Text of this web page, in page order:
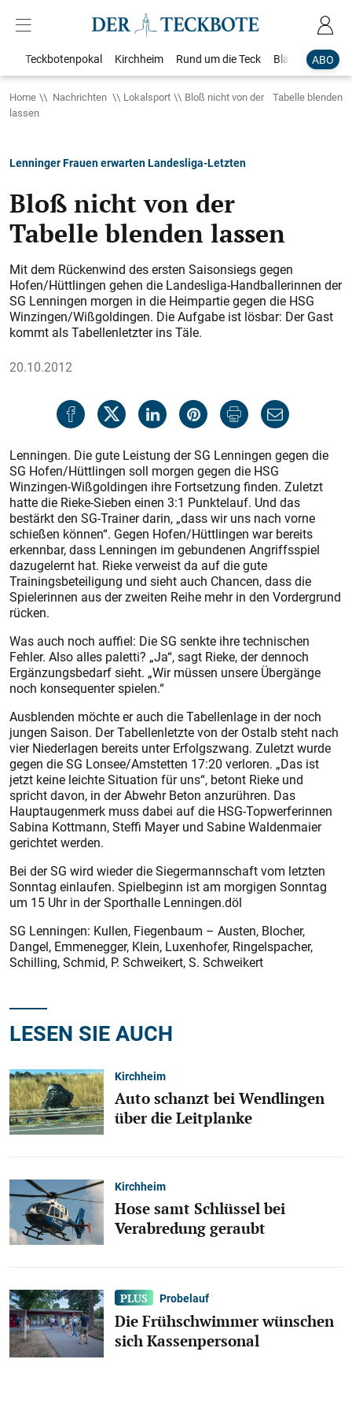
ABO
Teckbotenpokal Kirchheim Rund um die Teck Blaulicht
Home Nachrichten Lokalsport
Bloß nicht von der Tabelle blenden
lassen
Lenninger Frauen erwarten Landesliga-Letzten
Bloß nicht von der
Tabelle blenden lassen
Mit dem Rückenwind des ersten Saisonsiegs gegen
Hofen/Hüttlingen gehen die Landesliga-Handballerinnen der
SG Lenningen morgen in die Heimpartie gegen die HSG
Winzingen/Wißgoldingen. Die Aufgabe ist lösbar: Der Gast
kommt als Tabellenletzter ins Täle.
20.10.2012
Lenningen. Die gute Leistung der SG Lenningen gegen die
SG Hofen/Hüttlingen soll morgen gegen die HSG
Winzingen-Wißgoldingen ihre Fortsetzung finden. Zuletzt
hatte die Rieke-Sieben einen 3:1 Punktelauf. Und das
bestärkt den SG-Trainer darin, „dass wir uns nach vorne
schießen können“. Gegen Hofen/Hüttlingen war bereits
erkennbar, dass Lenningen im gebundenen Angriffsspiel
dazugelernt hat. Rieke verweist da auf die gute
Trainingsbeteiligung und sieht auch Chancen, dass die
Spielerinnen aus der zweiten Reihe mehr in den Vordergrund
rücken.
Was auch noch auffiel: Die SG senkte ihre technischen
Fehler. Also alles paletti? „Ja“, sagt Rieke, der dennoch
Ergänzungsbedarf sieht. „Wir müssen unsere Übergänge
noch konsequenter spielen.“
Ausblenden möchte er auch die Tabellenlage in der noch
jungen Saison. Der Tabellenletzte von der Ostalb steht nach
vier Niederlagen bereits unter Erfolgszwang. Zuletzt wurde
gegen die SG Lonsee/Amstetten 17:20 verloren. „Das ist
jetzt keine leichte Situation für uns“, betont Rieke und
spricht davon, in der Abwehr Beton anzurühren. Das
Hauptaugenmerk muss dabei auf die HSG-Topwerferinnen
Sabina Kottmann, Steffi Mayer und Sabine Waldenmaier
gerichtet werden.
Bei der SG wird wieder die Siegermannschaft vom letzten
Sonntag einlaufen. Spielbeginn ist am morgigen Sonntag
um 15 Uhr in der Sporthalle Lenningen.döl
SG Lenningen: Kullen, Fiegenbaum – Austen, Blocher,
Dangel, Emmenegger, Klein, Luxenhofer, Ringelspacher,
Schilling, Schmid, P. Schweikert, S. Schweikert
LESEN SIE AUCH
Kirchheim
Auto schanzt bei Wendlingen
über die Leitplanke
Kirchheim
Hose samt Schlüssel bei
Verabredung geraubt
Probelauf
Die Frühschwimmer wünschen
sich Kassenpersonal